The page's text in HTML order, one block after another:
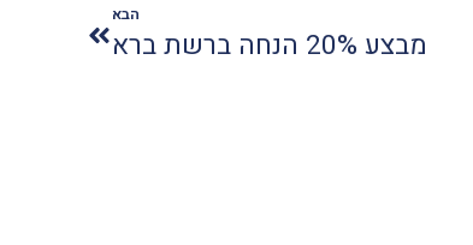
הבא
מבצע 20% הנחה ברשת ברא